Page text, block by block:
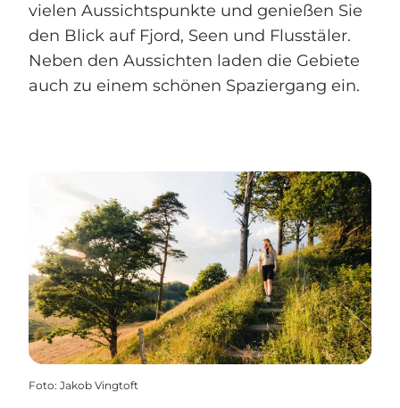
vielen Aussichtspunkte und genießen Sie
den Blick auf Fjord, Seen und Flusstäler.
Neben den Aussichten laden die Gebiete
auch zu einem schönen Spaziergang ein.
Foto: Jakob Vingtoft